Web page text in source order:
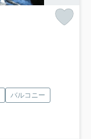
バルコニー